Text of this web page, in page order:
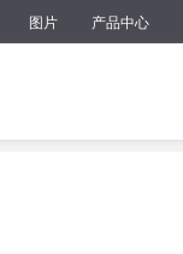
图片 产品中心